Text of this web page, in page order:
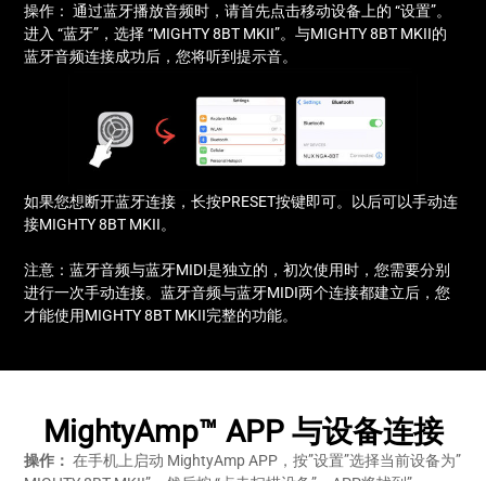
操作： 通过蓝牙播放音频时，请首先点击移动设备上的 “设置”。
进入 “蓝牙”，选择 “MIGHTY 8BT MKII”。与MIGHTY 8BT MKII的
蓝牙音频连接成功后，您将听到提示音。
如果您想断开蓝牙连接，长按PRESET按键即可。以后可以手动连
接MIGHTY 8BT MKII。
注意：蓝牙音频与蓝牙MIDI是独立的，初次使用时，您需要分别
进行一次手动连接。蓝牙音频与蓝牙MIDI两个连接都建立后，您
才能使用MIGHTY 8BT MKII完整的功能。
MightyAmp™ APP 与设备连接
操作： 在手机上启动 MightyAmp APP，按”设置”选择当前设备为”